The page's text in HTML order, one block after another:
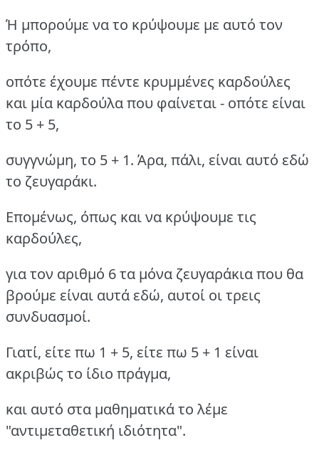
Ή μπορούμε να το κρύψουμε με αυτό τον
τρόπο,
οπότε έχουμε πέντε κρυμμένες καρδούλες
και μία καρδούλα που φαίνεται - οπότε είναι
το 5 + 5,
συγγνώμη, το 5 + 1. Άρα, πάλι, είναι αυτό εδώ
το ζευγαράκι.
Επομένως, όπως και να κρύψουμε τις
καρδούλες,
για τον αριθμό 6 τα μόνα ζευγαράκια που θα
βρούμε είναι αυτά εδώ, αυτοί οι τρεις
συνδυασμοί.
Γιατί, είτε πω 1 + 5, είτε πω 5 + 1 είναι
ακριβώς το ίδιο πράγμα,
και αυτό στα μαθηματικά το λέμε
"αντιμεταθετική ιδιότητα".